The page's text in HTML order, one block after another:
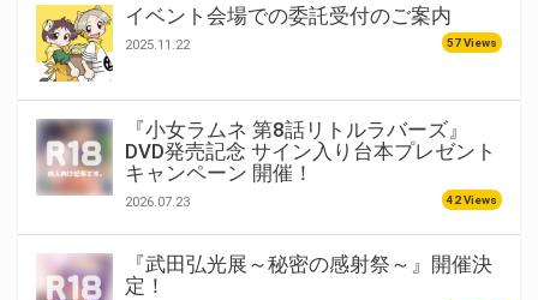
イベント会場での委託受付のご案内
2025.11.22 57 Views
『小女ラムネ 第8話リトルラバーズ』
DVD発売記念 サイン入り台本プレゼント
キャンペーン 開催！
2026.07.23 42 Views
『武田弘光展～秘密の感射祭～』開催決
定！